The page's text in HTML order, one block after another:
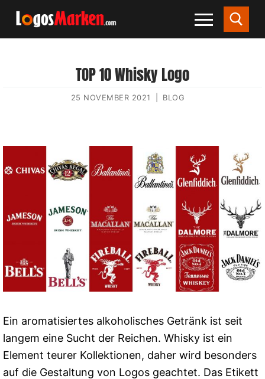
TOP 10 Whisky Logo
25 NOVEMBER 2021 BLOG
Ein aromatisiertes alkoholisches Getränk ist seit
langem eine Sucht der Reichen. Whisky ist ein
Element teurer Kollektionen, daher wird besonders
auf die Gestaltung von Logos geachtet. Das Etikett